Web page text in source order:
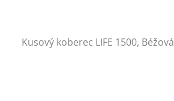
Kusový koberec LIFE 1500, Béžová